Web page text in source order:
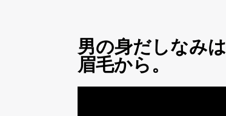
男の身だしなみは
眉毛から。